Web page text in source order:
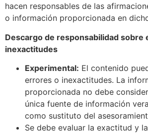
hacen responsables de las
o información proporcionada en
Descargo de responsabilidad sobre
inexactitudes
Experimental: El contenido
errores o inexactitudes. La
proporcionada no debe
única fuente de información
como sustituto del
Se debe evaluar la exactitud y